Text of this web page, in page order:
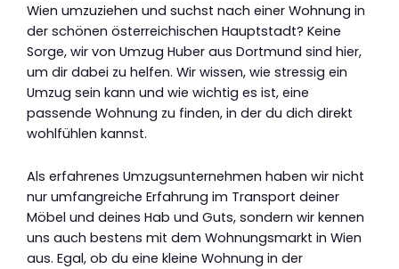
Wien umzuziehen und suchst nach einer Wohnung in
der schönen österreichischen Hauptstadt? Keine
Sorge, wir von Umzug Huber aus Dortmund sind hier,
um dir dabei zu helfen. Wir wissen, wie stressig ein
Umzug sein kann und wie wichtig es ist, eine
passende Wohnung zu finden, in der du dich direkt
wohlfühlen kannst.
Als erfahrenes Umzugsunternehmen haben wir nicht
nur umfangreiche Erfahrung im Transport deiner
Möbel und deines Hab und Guts, sondern wir kennen
uns auch bestens mit dem Wohnungsmarkt in Wien
aus. Egal, ob du eine kleine Wohnung in der